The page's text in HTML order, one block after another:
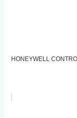
HONEYWELL